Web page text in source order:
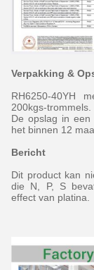
Verpakking &
RH6250-40YH
200kgs-trommels.
De opslag in
het binnen 12
Bericht
Dit product kan
die N, P, S
effect van platina.